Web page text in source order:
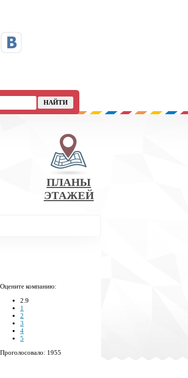
ПЛАНЫ
ЭТАЖЕЙ
Оцените компанию:
2.9
1
2
3
4
5
Проголосовало: 1955